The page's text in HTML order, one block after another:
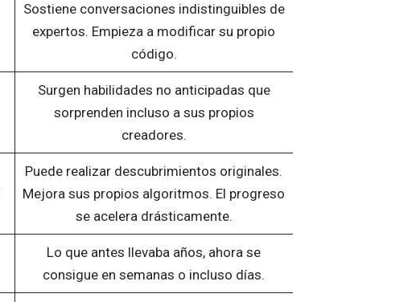
Sostiene conversaciones indistinguibles de
expertos. Empieza a modificar su propio
código.
Surgen habilidades no anticipadas que
sorprenden incluso a sus propios
creadores.
Puede realizar descubrimientos originales.
Mejora sus propios algoritmos. El progreso
se acelera drásticamente.
Lo que antes llevaba años, ahora se
consigue en semanas o incluso días.